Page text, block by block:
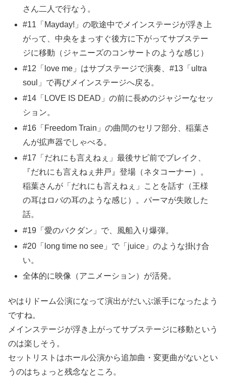
さん二人で行なう。
#11「Mayday!」の歌途中でメインステージが浮き上
がって、中央をまっすぐ後方に下がってサブステー
ジに移動（ジャニーズのコンサートのような感じ）
#12「love me」はサブステージで演奏、#13「ultra
soul」で再びメインステージへ戻る。
#14「LOVE IS DEAD」の前に長めのジャジーなセッ
ション。
#16「Freedom Train」の曲間のセリフ部分、稲葉さ
んが拡声器でしゃべる。
#17「だれにも言えねぇ」最後サビ前でブレイク、
『だれにも言えねぇ井戸』登場（ネタコーナー）。
稲葉さんが「だれにも言えねぇ」ことを話す（王様
の耳はロバの耳のような感じ）。パーマが失敗した
話。
#19「愛のバクダン」で、風船入り爆弾。
#20「long time no see」で「juice」のような掛け合
い。
全体的に映像（アニメーション）が活発。
やはりドーム公演になって演出がだいぶ派手になったよう
ですね。
メインステージが浮き上がってサブステージに移動という
のは楽しそう。
セットリストはホール公演から追加曲・変更曲がないとい
うのはちょっと残念なところ。